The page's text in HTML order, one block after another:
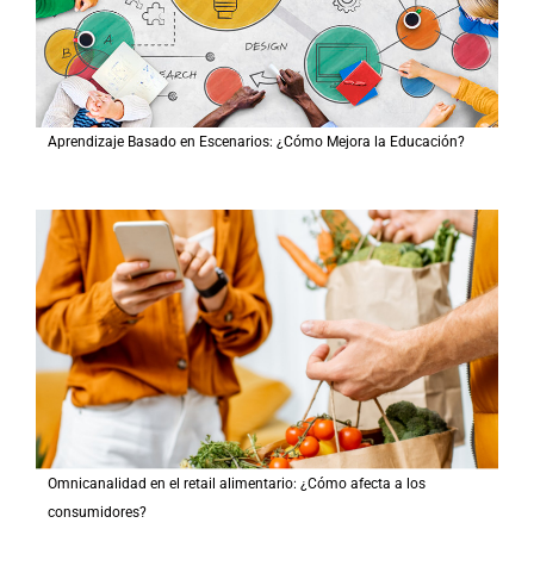
Aprendizaje Basado en Escenarios: ¿Cómo Mejora la Educación?
Omnicanalidad en el retail alimentario: ¿Cómo afecta a los
consumidores?